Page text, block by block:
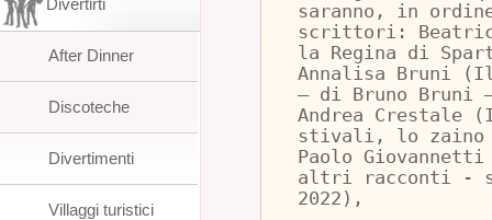
saranno, in
scrittori:
la Regina di
Annalisa Bruni
– di Bruno Bruni
Andrea
stivali, lo zaino
Paolo
altri racconti -
2022),
Divertirti
After Dinner
Discoteche
Divertimenti
Villaggi turistici